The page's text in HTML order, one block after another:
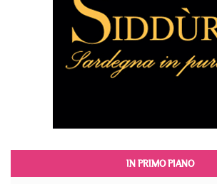
IN PRIMO PIANO